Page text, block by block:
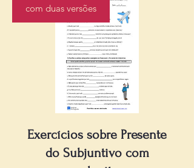
com duas versões
Exercícios sobre Presente
do Subjuntivo com